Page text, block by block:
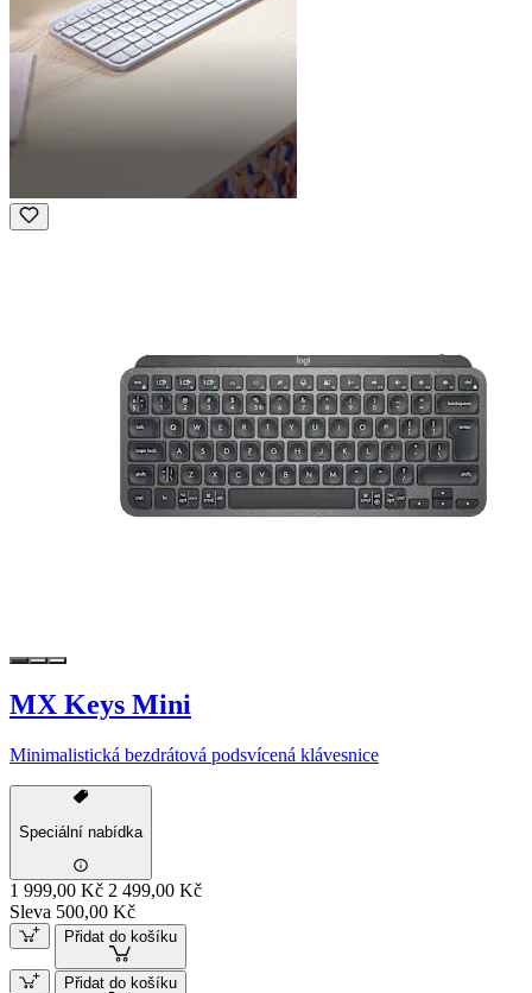
MX Keys Mini
Minimalistická bezdrátová podsvícená klávesnice
Speciální nabídka
1 999,00 Kč 2 499,00 Kč
Sleva 500,00 Kč
Přidat do košíku
Přidat do košíku